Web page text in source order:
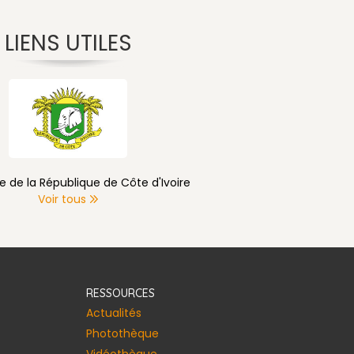
LIENS UTILES
de la République de Côte d'Ivoire
Voir tous
RESSOURCES
Actualités
Photothèque